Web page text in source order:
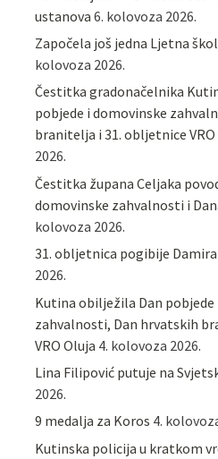
ustanova 6. kolovoza 2026.
Započela još jedna Ljetna
kolovoza 2026.
Čestitka gradonačelnika
pobjede i domovinske
branitelja i 31. obljetnice VRO
2026.
Čestitka župana Celjaka
domovinske zahvalnosti i
kolovoza 2026.
31. obljetnica pogibije
2026.
Kutina obilježila Dan pobjede
zahvalnosti, Dan hrvatskih
VRO Oluja 4. kolovoza 2026.
Lina Filipović putuje na
2026.
9 medalja za Koros 4.
Kutinska policija u kratkom